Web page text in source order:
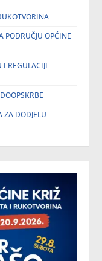
PODRUČJU OPĆINE
I REGULACIJI
ZA DODJELU